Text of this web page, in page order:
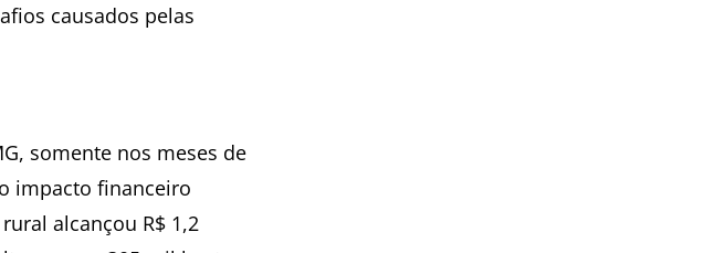
causados pelas
somente nos meses de
impacto financeiro
alcançou R$ 1,2